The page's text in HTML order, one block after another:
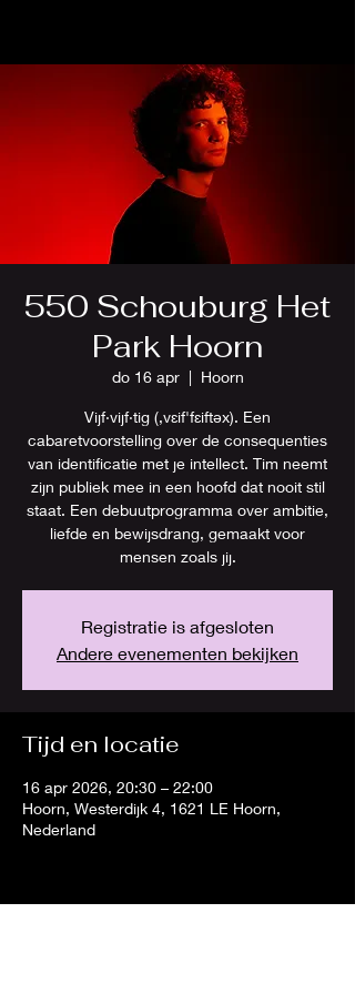
550 Schouburg Het
Park Hoorn
do 16 apr
  |
Hoorn
Vijf·vijf·tig (,vɛif'fɛiftəx). Een
cabaretvoorstelling over de consequenties
van identificatie met je intellect. Tim neemt
zijn publiek mee in een hoofd dat nooit stil
staat. Een debuutprogramma over ambitie,
liefde en bewijsdrang, gemaakt voor
mensen zoals jij.
Registratie is afgesloten
Andere evenementen bekijken
Tijd en locatie
16 apr 2026, 20:30 – 22:00
Hoorn, Westerdijk 4, 1621 LE Hoorn,
Nederland